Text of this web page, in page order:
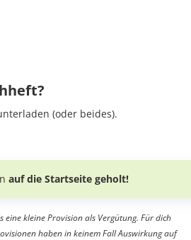
(oder beides).
auf die Startseite geholt!
kleine Provision als Vergütung. Für dich
haben in keinem Fall Auswirkung auf